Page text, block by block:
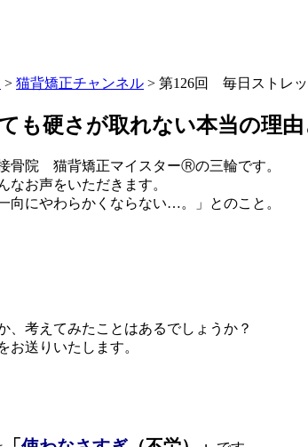
> 猫背矯正チャンネル > 第126回 毎日ストレ
も硬さが取れない本当の理由
骨院 猫背矯正マイスターⓇの三輪です。
お声をいただきます。
向にやわらかくならない…。」とのこと。
、考えてみたことはあるでしょうか？
お送りいたします。